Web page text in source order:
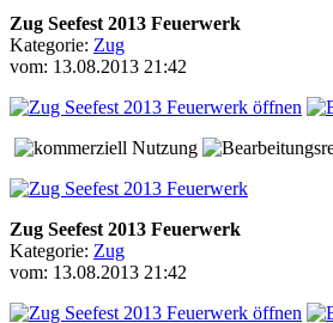
Zug Seefest 2013 Feuerwerk
Kategorie: Zug
vom: 13.08.2013 21:42
Zug Seefest 2013 Feuerwerk
Kategorie: Zug
vom: 13.08.2013 21:42